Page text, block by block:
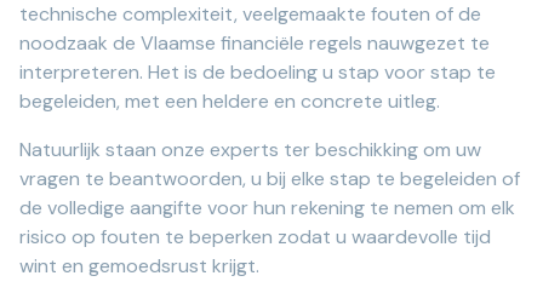
technische complexiteit, veelgemaakte fouten of de
noodzaak de Vlaamse financiële regels nauwgezet te
interpreteren. Het is de bedoeling u stap voor stap te
begeleiden, met een heldere en concrete uitleg.
Natuurlijk staan onze experts ter beschikking om uw
vragen te beantwoorden, u bij elke stap te begeleiden of
de volledige aangifte voor hun rekening te nemen om elk
risico op fouten te beperken zodat u waardevolle tijd
wint en gemoedsrust krijgt.